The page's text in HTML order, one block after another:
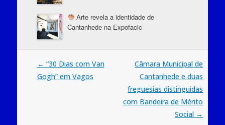
Arte revela a identidade de
Cantanhede na Expofacic
Post
navigation
← “30 Dias com Van
Gogh” em Vagos
Câmara Municipal de
Cantanhede e duas
freguesias distinguidas
com Bandeira de Mérito
Social →